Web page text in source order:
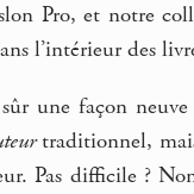
Pro, et notre
l’intérieur des
une façon
traditionnel,
Pas difficile ?